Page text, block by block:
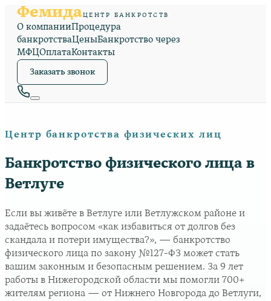
ФемидаЦЕНТР БАНКРОТСТВ
О компанииПроцедура
банкротстваЦеныБанкротство через
МФЦОплатаКонтакты
Заказать звонок
Центр банкротства физических лиц
Банкротство физического лица в
Ветлуге
Если вы живёте в Ветлуге или Ветлужском районе и
задаётесь вопросом «как избавиться от долгов без
скандала и потери имущества?», — банкротство
физического лица по закону №127-ФЗ может стать
вашим законным и безопасным решением. За 9 лет
работы в Нижегородской области мы помогли 700+
жителям региона — от Нижнего Новгорода до Ветлуги,